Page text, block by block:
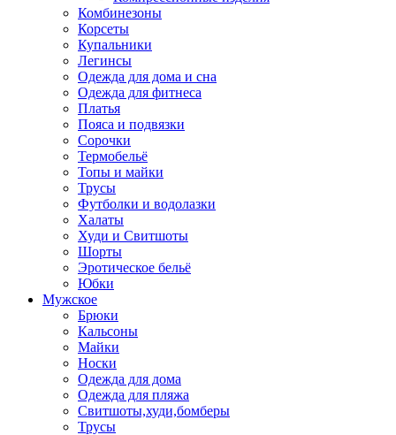
Комбинезоны
Корсеты
Купальники
Легинсы
Одежда для дома и сна
Одежда для фитнеса
Платья
Пояса и подвязки
Сорочки
Термобельё
Топы и майки
Трусы
Футболки и водолазки
Халаты
Худи и Свитшоты
Шорты
Эротическое бельё
Юбки
Мужское
Брюки
Кальсоны
Майки
Носки
Одежда для дома
Одежда для пляжа
Свитшоты,худи,бомберы
Трусы